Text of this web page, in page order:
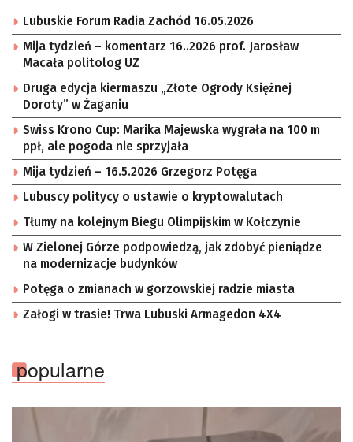
Lubuskie Forum Radia Zachód 16.05.2026
Mija tydzień – komentarz 16..2026 prof. Jarosław
Macała politolog UZ
Druga edycja kiermaszu „Złote Ogrody Księżnej
Doroty” w Żaganiu
Swiss Krono Cup: Marika Majewska wygrała na 100 m
ppł, ale pogoda nie sprzyjała
Mija tydzień – 16.5.2026 Grzegorz Potęga
Lubuscy politycy o ustawie o kryptowalutach
Tłumy na kolejnym Biegu Olimpijskim w Kołczynie
W Zielonej Górze podpowiedzą, jak zdobyć pieniądze
na modernizacje budynków
Potęga o zmianach w gorzowskiej radzie miasta
Załogi w trasie! Trwa Lubuski Armagedon 4X4
popularne